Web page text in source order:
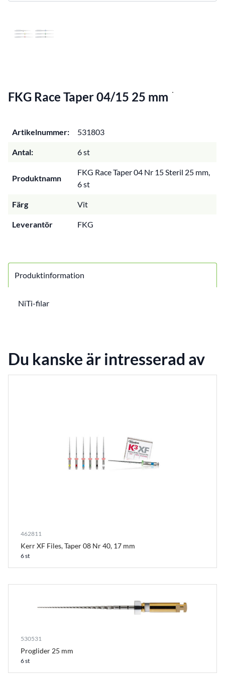
FKG Race Taper 04/15 25 mm
Artikelnummer: 531803
Antal: 6 st
Produktnamn
FKG Race Taper 04 Nr 15 Steril 25 mm,
6 st
Färg Vit
Leverantör FKG
Produktinformation
NiTi-filar
Du kanske är intresserad av
462811
Kerr XF Files, Taper 08 Nr 40, 17 mm
6 st
530531
Proglider 25 mm
6 st